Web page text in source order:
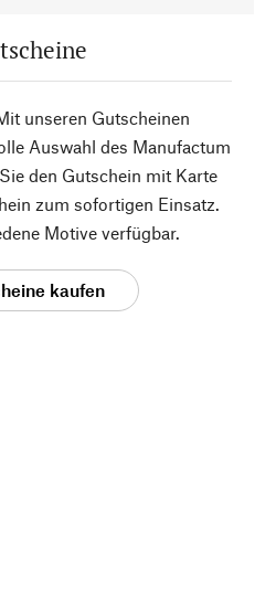
unseren Gutscheinen
Auswahl des Manufactum
den Gutschein mit Karte
zum sofortigen Einsatz.
Motive verfügbar.
kaufen